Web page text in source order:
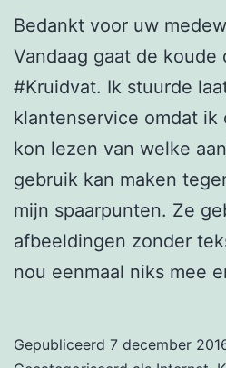
Bedankt voor uw
Vandaag gaat de koude
#Kruidvat. Ik stuurde
klantenservice omdat
kon lezen van welke
gebruik kan maken
mijn spaarpunten. Ze
afbeeldingen zonder
nou eenmaal niks mee
Gepubliceerd 7 december